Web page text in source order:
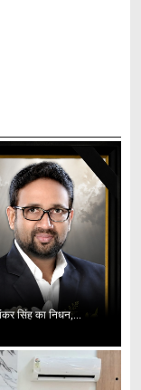
सिंह का निधन,...